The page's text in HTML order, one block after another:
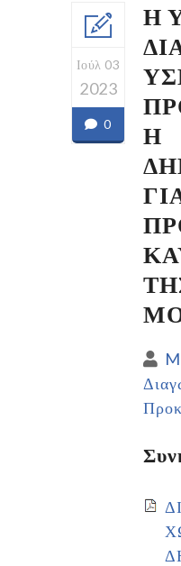
Ιούλ 03
2023
0
Η
Η